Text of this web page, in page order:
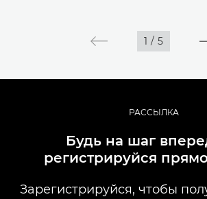
1 / 5
РАССЫЛКА
Будь на шаг
регистрируйся
Зарегистрируйся, чтобы